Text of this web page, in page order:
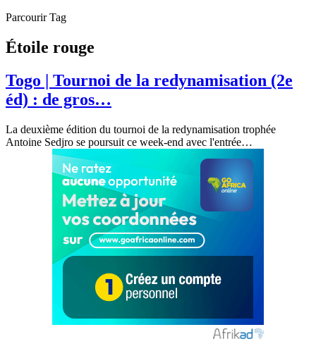
Parcourir Tag
Étoile rouge
Togo | Tournoi de la redynamisation (2e
éd) : de gros…
La deuxième édition du tournoi de la redynamisation trophée
Antoine Sedjro se poursuit ce week-end avec l'entrée…